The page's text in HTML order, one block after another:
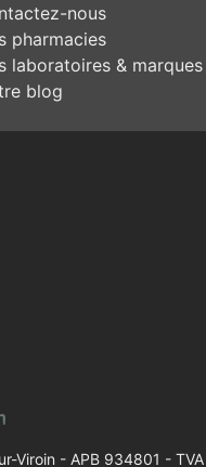
nous
pharmacies
laboratoires & marques
blog
Viroin - APB 934801 -